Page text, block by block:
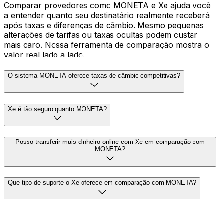
Comparar provedores como MONETA e Xe ajuda você
a entender quanto seu destinatário realmente receberá
após taxas e diferenças de câmbio. Mesmo pequenas
alterações de tarifas ou taxas ocultas podem custar
mais caro. Nossa ferramenta de comparação mostra o
valor real lado a lado.
O sistema MONETA oferece taxas de câmbio competitivas?
Xe é tão seguro quanto MONETA?
Posso transferir mais dinheiro online com Xe em comparação com
MONETA?
Que tipo de suporte o Xe oferece em comparação com MONETA?